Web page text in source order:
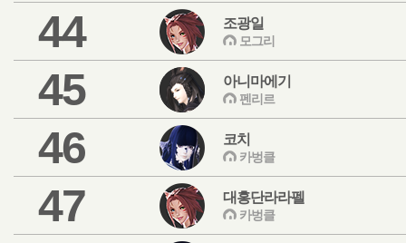
44 조광일
모그리
45 아니마에기
펜리르
46 코치
카벙클
47 대홍단라라펠
카벙클